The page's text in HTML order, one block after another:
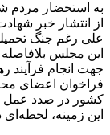
به استحضار مردم
از انتشار خبر
علی رغم جنگ
این مجلس بلافاصله
جهت انجام فرآیند
فراخوان اعضای
کشور در صدد عمل
این زمینه، لحظه‌ای